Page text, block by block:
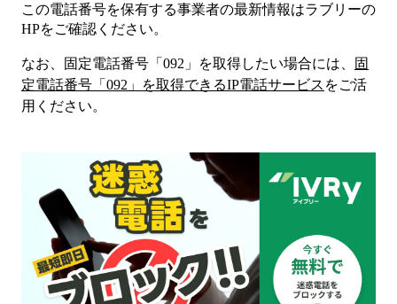
この電話番号を保有する事業者の最新情報はラブリーの
HPをご確認ください。
なお、固定電話番号「 092 」を取得したい場合には、
固
定電話番号「 092 」を取得できるIP電話サービス をご活
用ください。